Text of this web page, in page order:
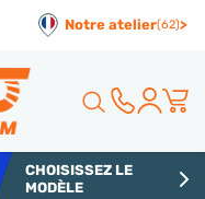
Notre atelier(62)>
CHOISISSEZ LE
MODÈLE